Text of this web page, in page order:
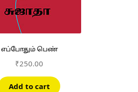
எப்போதும் பெண்
₹250.00
Add to cart